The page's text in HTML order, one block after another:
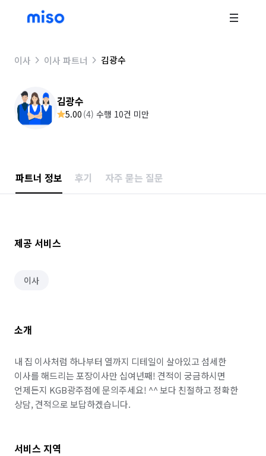
이사 이사 파트너 김광수
김광수
5.00 (4) 수행 10건 미만
파트너 정보 후기 자주 묻는 질문
제공 서비스
이사
소개
내 집 이사처럼 하나부터 열까지 디테일이 살아있고 섬세한
이사를 해드리는 포장이사만 십여년째! 견적이 궁금하시면
언제든지 KGB광주점에 문의주세요! ^^ 보다 친절하고 정확한
상담, 견적으로 보답하겠습니다.
서비스 지역